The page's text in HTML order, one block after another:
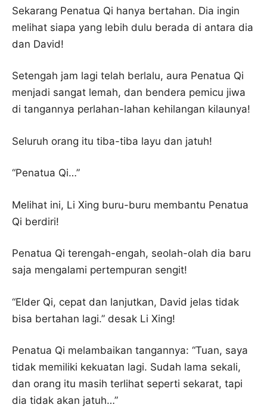
Sekarang Penatua Qi hanya bertahan. Dia ingin
melihat siapa yang lebih dulu berada di antara dia
dan David!
Setengah jam lagi telah berlalu, aura Penatua Qi
menjadi sangat lemah, dan bendera pemicu jiwa
di tangannya perlahan-lahan kehilangan kilaunya!
Seluruh orang itu tiba-tiba layu dan jatuh!
“Penatua Qi…”
Melihat ini, Li Xing buru-buru membantu Penatua
Qi berdiri!
Penatua Qi terengah-engah, seolah-olah dia baru
saja mengalami pertempuran sengit!
“Elder Qi, cepat dan lanjutkan, David jelas tidak
bisa bertahan lagi.” desak Li Xing!
Penatua Qi melambaikan tangannya: “Tuan, saya
tidak memiliki kekuatan lagi. Sudah lama sekali,
dan orang itu masih terlihat seperti sekarat, tapi
dia tidak akan jatuh…”